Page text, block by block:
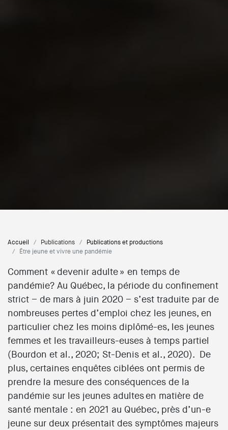
Accueil Publications
Publications et productions
Être jeune et vivre une pandémie
Comment « devenir adulte » en temps de
pandémie? Au Québec, la période du confinement
strict – de mars à juin 2020 – s’est traduite par de
nombreuses pertes d’emploi chez les jeunes, en
particulier chez les moins diplômé-es, les jeunes
femmes et les travailleurs-euses à temps partiel
(Bourdon et al., 2020; St-Denis et al., 2020). De
plus, certaines enquêtes ciblées ont permis de
prendre la mesure des conséquences de la
pandémie sur les jeunes adultes en matière de
santé mentale : en 2021 au Québec, près d’un-e
jeune sur deux présentait des symptômes majeurs